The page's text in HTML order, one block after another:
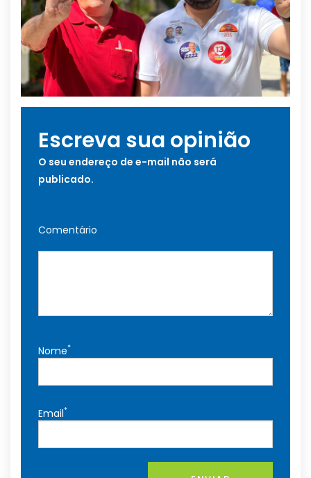
Escreva sua opinião
O seu endereço de e-mail não será
publicado.
Comentário
Nome*
Email*